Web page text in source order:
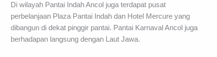
Di wilayah Pantai Indah Ancol juga terdapat pusat
perbelanjaan Plaza Pantai Indah dan Hotel Mercure yang
dibangun di dekat pinggir pantai. Pantai Karnaval Ancol juga
berhadapan langsung dengan Laut Jawa.